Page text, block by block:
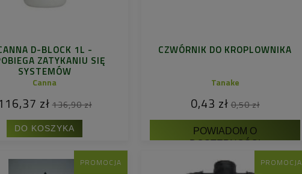
D-BLOCK 1L -
ZATYKANIU SIĘ
SYSTEMÓW
NAWADNIAJĄCYCH
Canna
zł 136,90 zł
DO KOSZYKA
CZWÓRNIK DO KROPLOWNIKA
Tanake
0,43 zł 0,50 zł
POWIADOM O
DOSTĘPNOŚCI
PROMOCJA PROMOCJA